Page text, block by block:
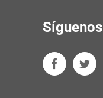
Síguenos